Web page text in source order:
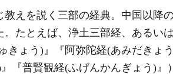
教えを説く三部の経典。中国以降
。たとえば、浄土三部経、あるい
きょう)』『阿弥陀経(あみだきょ
『普賢観経(ふげんかんぎょう)